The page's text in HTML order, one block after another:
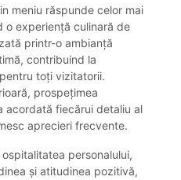
meniu răspunde celor mai
o experiență culinară de
printr-o ambianță
contribuind la
toți vizitatorii.
prospețimea
acordată fiecărui detaliu al
aprecieri frecvente.
personalului,
și atitudinea pozitivă,